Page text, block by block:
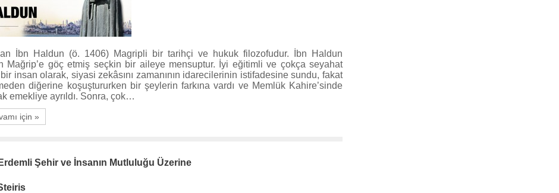
İbn Haldun (ö. 1406) Magripli bir tarihçi ve hukuk filozofudur. İbn Haldun
Mağrip’e göç etmiş seçkin bir aileye mensuptur. İyi eğitimli ve çokça seyahat
insan olarak, siyasi zekâsını zamanının idarecilerinin istifadesine sundu, fakat
diğerine koşuştururken bir şeylerin farkına vardı ve Memlük Kahire’sinde
emekliye ayrıldı. Sonra, çok…
için »
Şehir ve İnsanın Mutluluğu Üzerine